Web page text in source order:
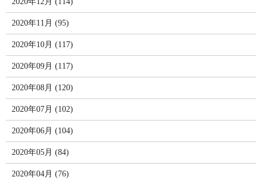
2020年11月 (95)
2020年10月 (117)
2020年09月 (117)
2020年08月 (120)
2020年07月 (102)
2020年06月 (104)
2020年05月 (84)
2020年04月 (76)